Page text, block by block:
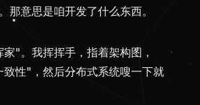
那意思是咱开发了什么东西。
"。我挥挥手，指着架构图，
性"，然后分布式系统嗖一下就